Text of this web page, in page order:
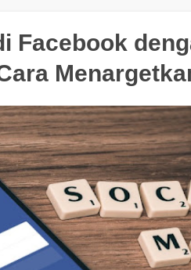
Facebook